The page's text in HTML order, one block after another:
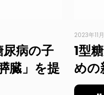
尿病の子
臓」を提
2023年11
1型
めの